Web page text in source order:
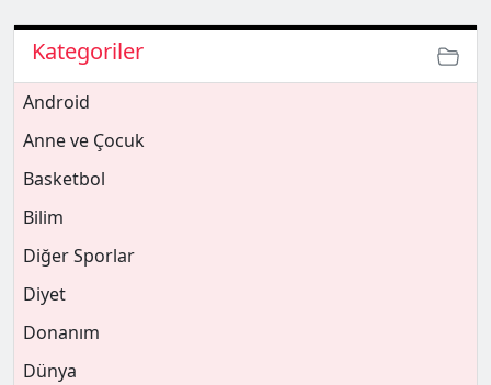
Kategoriler
Android
Anne ve Çocuk
Basketbol
Bilim
Diğer Sporlar
Diyet
Donanım
Dünya